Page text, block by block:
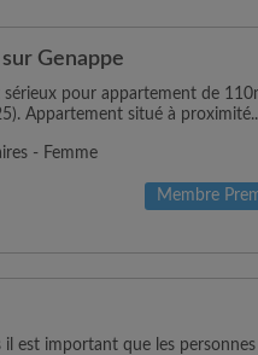
Genappe
pour appartement de
Appartement situé à
- Femme
Membre
il est important que les personnes